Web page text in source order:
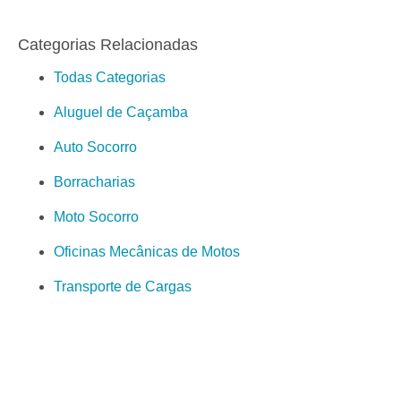
Categorias Relacionadas
Todas Categorias
Aluguel de Caçamba
Auto Socorro
Borracharias
Moto Socorro
Oficinas Mecânicas de Motos
Transporte de Cargas